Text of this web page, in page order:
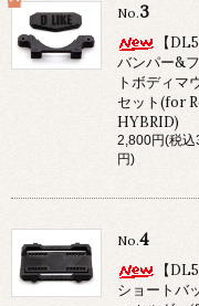
No.3
【
バンパー&
トボディマ
セット(for
HYBRID)
2,800円(税込
円)
No.4
【
ショートバ